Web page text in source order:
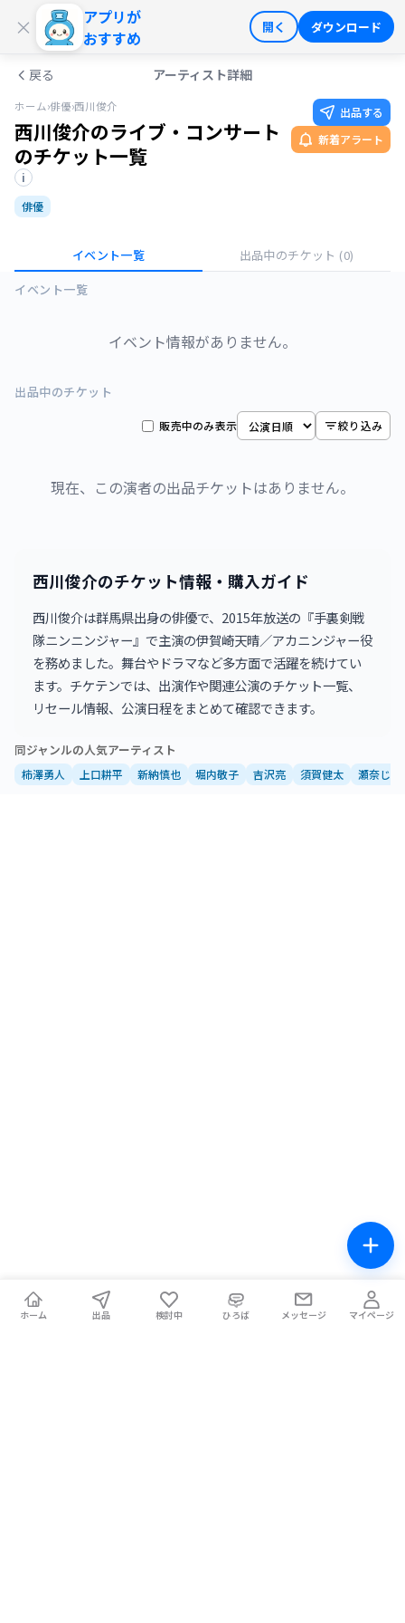
×
アプリが
おすすめ
開く ダウンロード
ログイン 会員登録
戻る アーティスト詳細
ホーム›俳優›西川俊介
西川俊介のライブ・コンサート
のチケット一覧
i
俳優
出品する
新着アラート
イベント一覧 出品中のチケット (0)
イベント一覧
イベント情報がありません。
出品中のチケット
販売中のみ表示 絞り込み
現在、この演者の出品チケットはありません。
西川俊介のチケット情報・購入ガイド
西川俊介は群馬県出身の俳優で、2015年放送の『手裏剣戦
隊ニンニンジャー』で主演の伊賀崎天晴／アカニンジャー役
を務めました。舞台やドラマなど多方面で活躍を続けてい
ます。チケテンでは、出演作や関連公演のチケット一覧、
リセール情報、公演日程をまとめて確認できます。
同ジャンルの人気アーティスト
柿澤勇人 上口耕平 新納慎也 堀内敬子 吉沢亮 須賀健太 瀬奈じゅ
ホーム 出品 検討中 ひろば メッセージ マイページ